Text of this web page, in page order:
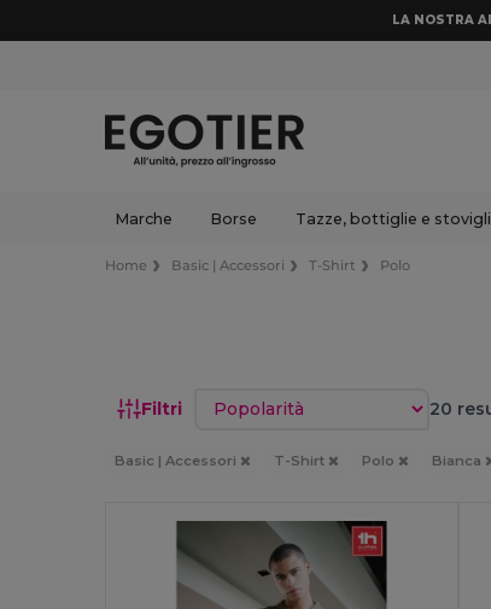
LA NOSTRA
Marche Borse Tazze, bottiglie e
Home Basic | Accessori T-Shirt Polo
Filtri Ordina per 20
Basic | Accessori T-Shirt Polo Bianca